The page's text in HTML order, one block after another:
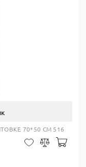
70*50 СМ 516
В закладки
Сравнить